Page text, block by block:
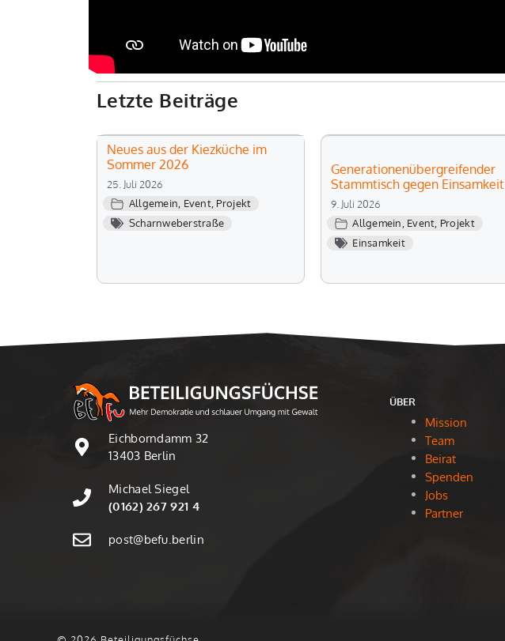
Letzte Beiträge
Neues aus der Kiezküche im
Sommer 2026
25. Juli 2026
Allgemein Event, Projekt
Scharnweberstraße
Generationenübergreifender
Stammtisch gegen Einsamkeit
9. Juli 2026
Allgemein Event Projekt
Einsamkeit
Eichborndamm 32
13403 Berlin
Michael Siegel
(0162) 267 921 4
post@befu.berlin
ÜBER
Mission
Team
Beirat
Spenden
Jobs
Partner